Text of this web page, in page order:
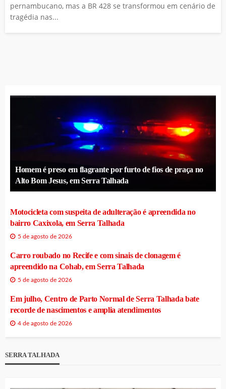
pernambucano, mas a BR 428 se transformou em cenário de
tragédia nas...
Homem é preso em flagrante por furto de fios de praça no
Alto Bom Jesus, em Serra Talhada
Motocicleta com suspeita de adulteração é apreendida no
bairro Caxixola, em Serra Talhada
5 de agosto de 2026
Carro roubado no Recife e com sinais de clonagem é
apreendido na Cohab, em Serra Talhada
5 de agosto de 2026
Em julho, Centro de Parto Normal de Serra Talhada bate
recorde de nascimentos e amplia atendimentos
4 de agosto de 2026
SERRA TALHADA